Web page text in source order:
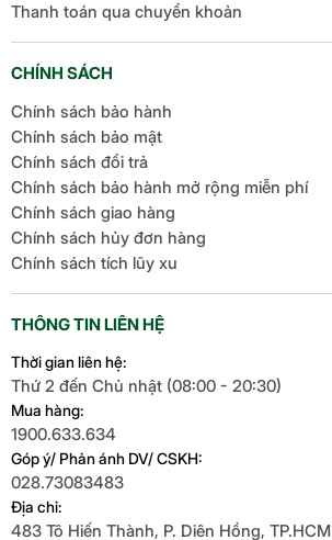
Thanh toán qua chuyển khoản
CHÍNH SÁCH
Chính sách bảo hành
Chính sách bảo mật
Chính sách đổi trả
Chính sách bảo hành mở rộng miễn phí
Chính sách giao hàng
Chính sách hủy đơn hàng
Chính sách tích lũy xu
THÔNG TIN LIÊN HỆ
Thời gian liên hệ:
Thứ 2 đến Chủ nhật (08:00 - 20:30)
Mua hàng:
1900.633.634
Góp ý/ Phản ánh DV/ CSKH:
028.73083483
Địa chỉ:
483 Tô Hiến Thành, P. Diên Hồng, TP.HCM